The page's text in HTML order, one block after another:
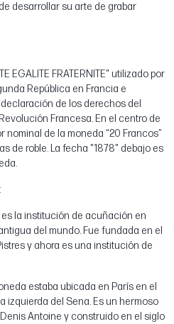
desarrollar su arte de grabar
EGALITE FRATERNITE" utilizado por
República en Francia e
de los derechos del
Francesa. En el centro de
nominal de la moneda “20 Francos”
de roble. La fecha "1878" debajo es
la institución de acuñación en
del mundo. Fue fundada en el
y ahora es una institución de
estaba ubicada en París en el
izquierda del Sena. Es un hermoso
Antoine y construido en el siglo